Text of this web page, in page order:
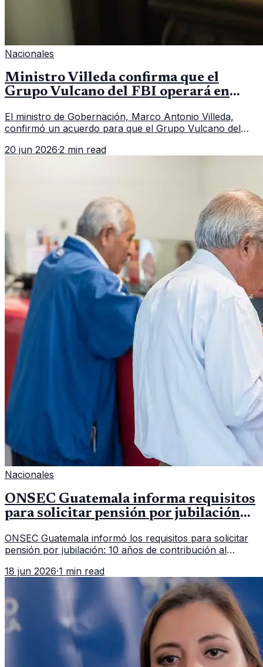
Nacionales
Ministro Villeda confirma que el
Grupo Vulcano del FBI operará en
El ministro de Gobernación, Marco Antonio Villeda,
confirmó un acuerdo para que el Grupo Vulcano del
fallido con la administración anterior del Ministerio
20 jun 2026·2 min read
Nacionales
ONSEC Guatemala informa requisitos
para solicitar pensión por jubilación
ONSEC Guatemala informó los requisitos para solicitar
pensión por jubilación: 10 años de contribución al
importar edad.
18 jun 2026·1 min read